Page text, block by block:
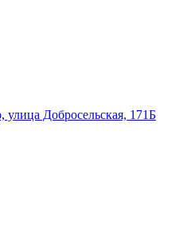
улица Добросельская, 171Б